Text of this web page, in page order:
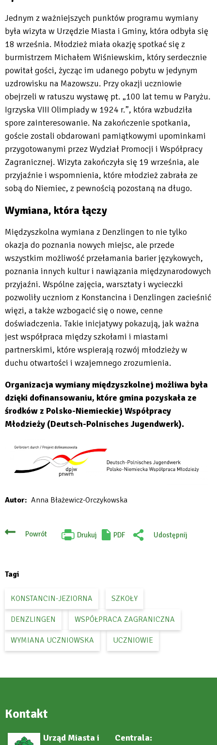
Jednym z ważniejszych punktów programu wymiany
była wizyta w Urzędzie Miasta i Gminy, która odbyła się
18 września. Młodzież miała okazję spotkać się z
burmistrzem Michałem Wiśniewskim, który serdecznie
powitał gości, życząc im udanego pobytu w jedynym
uzdrowisku na Mazowszu. Przy okazji uczniowie
obejrzeli w ratuszu wystawę pt. „100 lat temu w Paryżu.
Igrzyska VIII Olimpiady w 1924 r.”, która wzbudziła
spore zainteresowanie. Na zakończenie spotkania,
goście zostali obdarowani pamiątkowymi upominkami
przygotowanymi przez Wydział Promocji i Współpracy
Zagranicznej. Wizyta zakończyła się 19 września, ale
przyjaźnie i wspomnienia, które młodzież zabrała ze
sobą do Niemiec, z pewnością pozostaną na długo.
Wymiana, która łączy
Międzyszkolna wymiana z Denzlingen to nie tylko
okazja do poznania nowych miejsc, ale przede
wszystkim możliwość przełamania barier językowych,
poznania innych kultur i nawiązania międzynarodowych
przyjaźni. Wspólne zajęcia, warsztaty i wycieczki
pozwoliły uczniom z Konstancina i Denzlingen zacieśnić
więzi, a także wzbogacić się o nowe, cenne
doświadczenia. Takie inicjatywy pokazują, jak ważna
jest współpraca między szkołami i miastami
partnerskimi, które wspierają rozwój młodzieży w
duchu otwartości i wzajemnego zrozumienia.
Organizacja wymiany międzyszkolnej możliwa była
dzięki dofinansowaniu, które gmina pozyskała ze
środków z Polsko-Niemieckiej Współpracy
Młodzieży (Deutsch-Polnisches Jugendwerk).
Autor Anna Błażewicz-Orczykowska
Powrót Drukuj
Will
PDF
Udostępnij
Tagi
KONSTANCIN-JEZIORNA SZKOŁY
DENZLINGEN WSPÓŁPRACA ZAGRANICZNA
WYMIANA UCZNIOWSKA UCZNIOWIE
Kontakt
Urząd Miasta i
Centrala: